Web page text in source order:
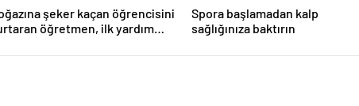
şeker kaçan öğrencisini
öğretmen, ilk yardım
Spora başlamadan kalp
sağlığınıza baktırın